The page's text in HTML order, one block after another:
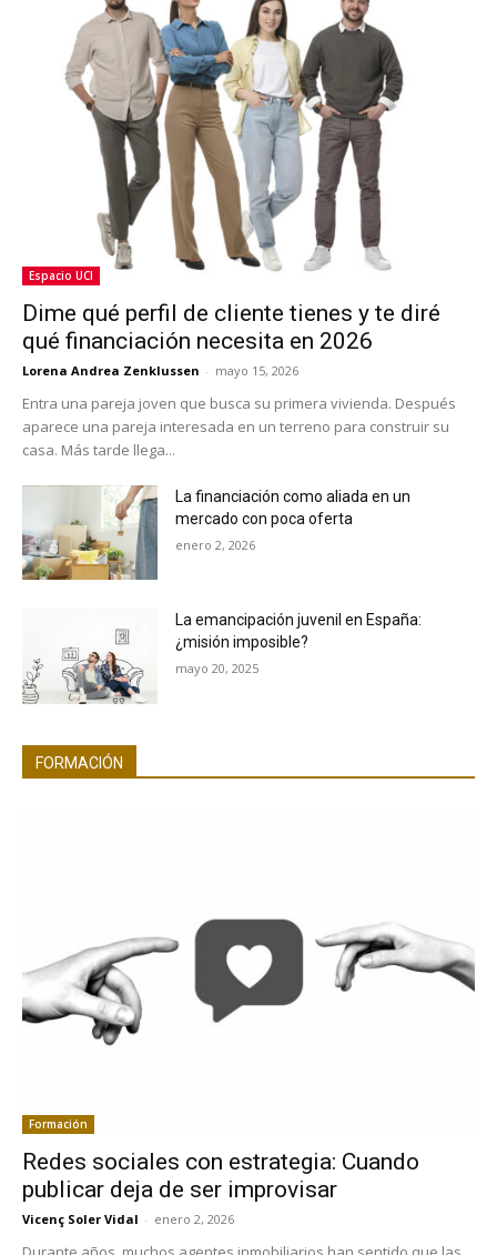
Espacio UCI
Dime qué perfil de cliente tienes y te diré
qué financiación necesita en 2026
Lorena Andrea Zenklussen - mayo 15, 2026
Entra una pareja joven que busca su primera vivienda. Después
aparece una pareja interesada en un terreno para construir su
casa. Más tarde llega...
La financiación como aliada en un
mercado con poca oferta
enero 2, 2026
La emancipación juvenil en España:
¿misión imposible?
mayo 20, 2025
FORMACIÓN
Formación
Redes sociales con estrategia: Cuando
publicar deja de ser improvisar
Vicenç Soler Vidal - enero 2, 2026